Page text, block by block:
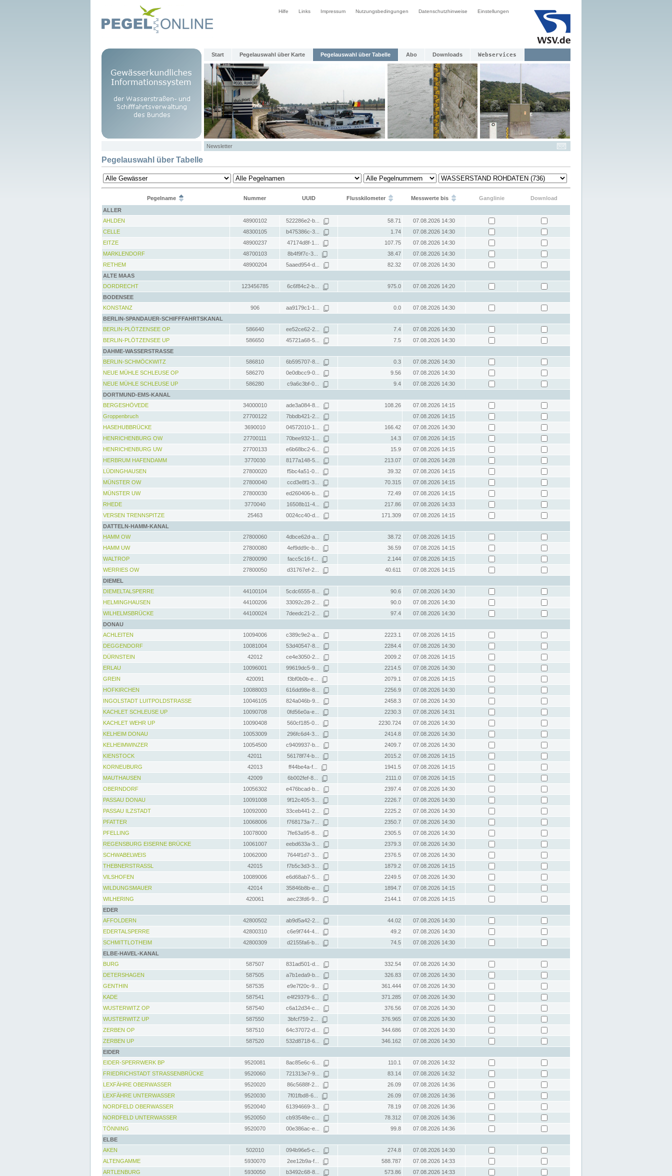
Hilfe Links Impressum Nutzungsbedingungen Datenschutzhinweise Einstellungen
Start Pegelauswahl über Karte Pegelauswahl über Tabelle Abo Downloads Webservices
Newsletter
Pegelauswahl über Tabelle
Pegelname Nummer UUID Flusskilometer Messwerte bis Ganglinie
Download
ALLER
AHLDEN
48900102 522286e2-b... 58.71
07.08.2026 14:30
CELLE
48300105 b475386c-3... 1.74
07.08.2026 14:30
EITZE
48900237 47174d8f-1... 107.75
07.08.2026 14:30
MARKLENDORF
48700103 8b4f9f7c-3... 38.47
07.08.2026 14:30
RETHEM
48900204 5aaed954-d... 82.32
07.08.2026 14:30
ALTE MAAS
DORDRECHT
123456785 6c6f84c2-b... 975.0
07.08.2026 14:20
BODENSEE
KONSTANZ
906 aa9179c1-1... 0.0
07.08.2026 14:30
BERLIN-SPANDAUER-SCHIFFFAHRTSKANAL
BERLIN-PLÖTZENSEE OP
586640 ee52ce62-2... 7.4
07.08.2026 14:30
BERLIN-PLÖTZENSEE UP
586650 45721a68-5... 7.5
07.08.2026 14:30
DAHME-WASSERSTRASSE
BERLIN-SCHMÖCKWITZ
586810 6b595707-8... 0.3
07.08.2026 14:30
NEUE MÜHLE SCHLEUSE OP
586270 0e0dbcc9-0... 9.56
07.08.2026 14:30
NEUE MÜHLE SCHLEUSE UP
586280 c9a6c3bf-0... 9.4
07.08.2026 14:30
DORTMUND-EMS-KANAL
BERGESHÖVEDE
34000010 ade3a084-8... 108.26
07.08.2026 14:15
Groppenbruch
27700122 7bbdb421-2...
07.08.2026 14:15
HASEHUBBRÜCKE
3690010 04572010-1... 166.42
07.08.2026 14:30
HENRICHENBURG OW
27700111 70bee932-1... 14.3
07.08.2026 14:15
HENRICHENBURG UW
27700133 e6b68bc2-6... 15.9
07.08.2026 14:15
HERBRUM HAFENDAMM
3770030 8177a148-5... 213.07
07.08.2026 14:28
LÜDINGHAUSEN
27800020 f5bc4a51-0... 39.32
07.08.2026 14:15
MÜNSTER OW
27800040 ccd3e8f1-3... 70.315
07.08.2026 14:15
MÜNSTER UW
27800030 ed260406-b... 72.49
07.08.2026 14:15
RHEDE
3770040 16508b11-4... 217.86
07.08.2026 14:33
VERSEN TRENNSPITZE
25463 0024cc40-d... 171.309
07.08.2026 14:15
DATTELN-HAMM-KANAL
HAMM OW
27800060 4dbce62d-a... 38.72
07.08.2026 14:15
HAMM UW
27800080 4ef9dd9c-b... 36.59
07.08.2026 14:15
WALTROP
27800090 facc5c16-f... 2.144
07.08.2026 14:15
WERRIES OW
27800050 d31767ef-2... 40.611
07.08.2026 14:15
DIEMEL
DIEMELTALSPERRE
44100104 5cdc6555-8... 90.6
07.08.2026 14:30
HELMINGHAUSEN
44100206 33092c28-2... 90.0
07.08.2026 14:30
WILHELMSBRÜCKE
44100024 7deedc21-2... 97.4
07.08.2026 14:30
DONAU
ACHLEITEN
10094006 c389c9e2-a... 2223.1
07.08.2026 14:15
DEGGENDORF
10081004 53d40547-8... 2284.4
07.08.2026 14:30
DÜRNSTEIN
42012 ce4e3050-2... 2009.2
07.08.2026 14:15
ERLAU
10096001 99619dc5-9... 2214.5
07.08.2026 14:30
GREIN
420091 f3bf0b0b-e... 2079.1
07.08.2026 14:15
HOFKIRCHEN
10088003 616dd98e-8... 2256.9
07.08.2026 14:30
INGOLSTADT LUITPOLDSTRASSE
10046105 824a046b-9... 2458.3
07.08.2026 14:30
KACHLET SCHLEUSE UP
10090708 0fd56e0a-e... 2230.3
07.08.2026 14:31
KACHLET WEHR UP
10090408 560cf185-0... 2230.724
07.08.2026 14:30
KELHEIM DONAU
10053009 296fc6d4-3... 2414.8
07.08.2026 14:30
KELHEIMWINZER
10054500 c9409937-b... 2409.7
07.08.2026 14:30
KIENSTOCK
42011 56178f74-b... 2015.2
07.08.2026 14:15
KORNEUBURG
42013 ff44be4a-f... 1941.5
07.08.2026 14:15
MAUTHAUSEN
42009 6b002fef-8... 2111.0
07.08.2026 14:15
OBERNDORF
10056302 e476bcad-b... 2397.4
07.08.2026 14:30
PASSAU DONAU
10091008 9f12c405-3... 2226.7
07.08.2026 14:30
PASSAU ILZSTADT
10092000 33ceb441-2... 2225.2
07.08.2026 14:30
PFATTER
10068006 f768173a-7... 2350.7
07.08.2026 14:30
PFELLING
10078000 7fe63a95-8... 2305.5
07.08.2026 14:30
REGENSBURG EISERNE BRÜCKE
10061007 eebd633a-3... 2379.3
07.08.2026 14:30
SCHWABELWEIS
10062000 7644f1d7-3... 2376.5
07.08.2026 14:30
THEBNERSTRASSL
42015 f7b5c3d3-3... 1879.2
07.08.2026 14:15
VILSHOFEN
10089006 e6d68ab7-5... 2249.5
07.08.2026 14:30
WILDUNGSMAUER
42014 35846b8b-e... 1894.7
07.08.2026 14:15
WILHERING
420061 aec23fd6-9... 2144.1
07.08.2026 14:15
EDER
AFFOLDERN
42800502 ab9d5a42-2... 44.02
07.08.2026 14:30
EDERTALSPERRE
42800310 c6e9f744-4... 49.2
07.08.2026 14:30
SCHMITTLOTHEIM
42800309 d2155fa6-b... 74.5
07.08.2026 14:30
ELBE-HAVEL-KANAL
BURG
587507 831ad501-d... 332.54
07.08.2026 14:30
DETERSHAGEN
587505 a7b1eda9-b... 326.83
07.08.2026 14:30
GENTHIN
587535 e9e7f20c-9... 361.444
07.08.2026 14:30
KADE
587541 e4f29379-6... 371.285
07.08.2026 14:30
WUSTERWITZ OP
587540 c6a12d34-c... 376.56
07.08.2026 14:30
WUSTERWITZ UP
587550 3bfcf759-2... 376.965
07.08.2026 14:30
ZERBEN OP
587510 64c37072-d... 344.686
07.08.2026 14:30
ZERBEN UP
587520 532d8718-6... 346.162
07.08.2026 14:30
EIDER
EIDER-SPERRWERK BP
9520081 8ac85e6c-6... 110.1
07.08.2026 14:32
FRIEDRICHSTADT STRASSENBRÜCKE
9520060 721313e7-9... 83.14
07.08.2026 14:32
LEXFÄHRE OBERWASSER
9520020 86c5688f-2... 26.09
07.08.2026 14:36
LEXFÄHRE UNTERWASSER
9520030 7f01fbd8-6... 26.09
07.08.2026 14:36
NORDFELD OBERWASSER
9520040 61394669-3... 78.19
07.08.2026 14:36
NORDFELD UNTERWASSER
9520050 cb93548e-c... 78.312
07.08.2026 14:36
TÖNNING
9520070 00e386ac-e... 99.8
07.08.2026 14:36
ELBE
AKEN
502010 094b96e5-c... 274.8
07.08.2026 14:30
ALTENGAMME
5930070 2ee12b9a-f... 588.787
07.08.2026 14:33
ARTLENBURG
5930050 b3492c68-8... 573.86
07.08.2026 14:33